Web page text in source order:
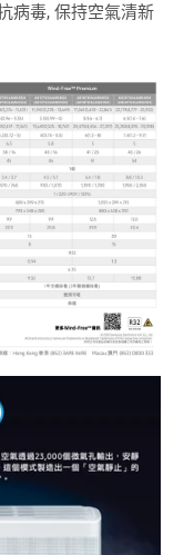
病毒, 保持空氣清新